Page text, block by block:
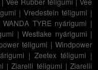
|Vredestein téligumi |
WANDA TYRE nyárigumi |
|Westlake nyárigumi |
téligumi | Windpower
|Zeetex téligumi |
|Ziarelli téligumi | Ziarelli